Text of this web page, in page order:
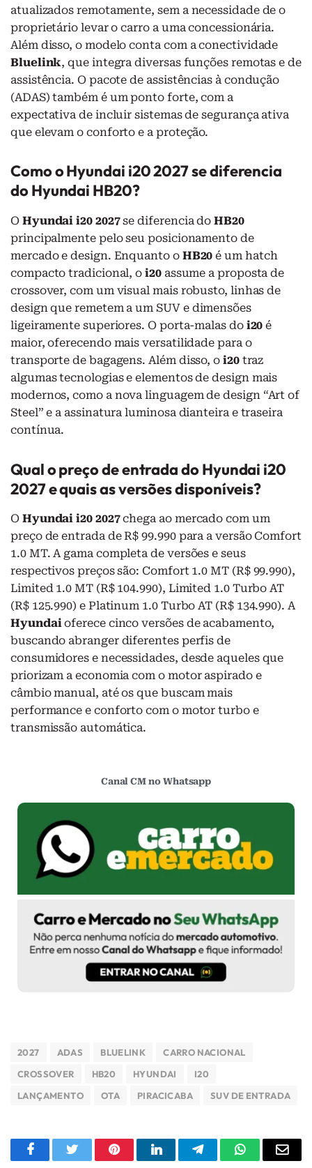
atualizados remotamente, sem a necessidade de o
proprietário levar o carro a uma concessionária.
Além disso, o modelo conta com a conectividade
Bluelink, que integra diversas funções remotas e de
assistência. O pacote de assistências à condução
(ADAS) também é um ponto forte, com a
expectativa de incluir sistemas de segurança ativa
que elevam o conforto e a proteção.
Como o Hyundai i20 2027 se diferencia
do Hyundai HB20?
O Hyundai i20 2027se diferencia doHB20
principalmente pelo seu posicionamento de
mercado e design. Enquanto o HB20 é um hatch
compacto tradicional, oi20assume a proposta de
crossover, com um visual mais robusto, linhas de
design que remetem a um SUV e dimensões
ligeiramente superiores. O porta-malas do i20 é
maior, oferecendo mais versatilidade para o
transporte de bagagens. Além disso, o i20traz
algumas tecnologias e elementos de design mais
modernos, como a nova linguagem de design “Art of
Steel” e a assinatura luminosa dianteira e traseira
contínua.
Qual o preço de entrada do Hyundai i20
2027 e quais as versões disponíveis?
O Hyundai i20 2027chega ao mercado com um
preço de entrada de R$ 99.990 para a versão Comfort
1.0 MT. A gama completa de versões e seus
respectivos preços são: Comfort 1.0 MT (R$ 99.990),
Limited 1.0 MT (R$ 104.990), Limited 1.0 Turbo AT
(R$ 125.990) e Platinum 1.0 Turbo AT (R$ 134.990). A
Hyundaioferece cinco versões de acabamento,
buscando abranger diferentes perfis de
consumidores e necessidades, desde aqueles que
priorizam a economia com o motor aspirado e
câmbio manual, até os que buscam mais
performance e conforto com o motor turbo e
transmissão automática.
Canal CM no Whatsapp
2027 ADAS BLUELINK
CARRO NACIONAL
CROSSOVER
HB20 HYUNDAI
I20
LANÇAMENTO
OTA PIRACICABA SUV DE ENTRADA
FacebookTwitterPinterestLinkedInTelegramWhatsApp
E-